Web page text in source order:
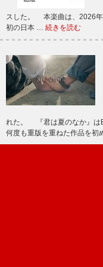
スした。 本楽曲は、2026年
初の日本 … 続きを読む
れた。 『君は夏のなか』は
何度も重版を重ねた作品を初